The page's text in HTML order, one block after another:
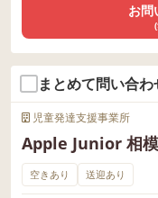
お問
まとめて問い合わ
児童発達支援事業所
Apple Junior 相
空きあり 送迎あり